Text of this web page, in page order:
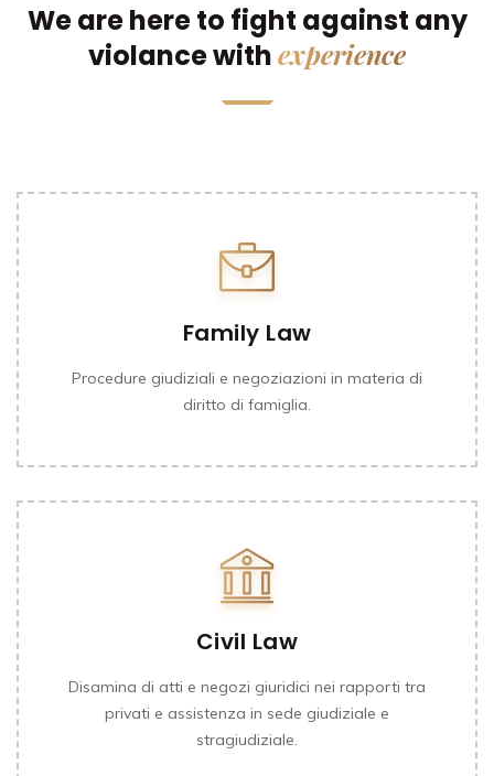
We are here to fight against any
violance withexperience
Family Law
Procedure giudiziali e negoziazioni in materia di
diritto di famiglia.
Civil Law
Disamina di atti e negozi giuridici nei rapporti tra
privati e assistenza in sede giudiziale e
stragiudiziale.